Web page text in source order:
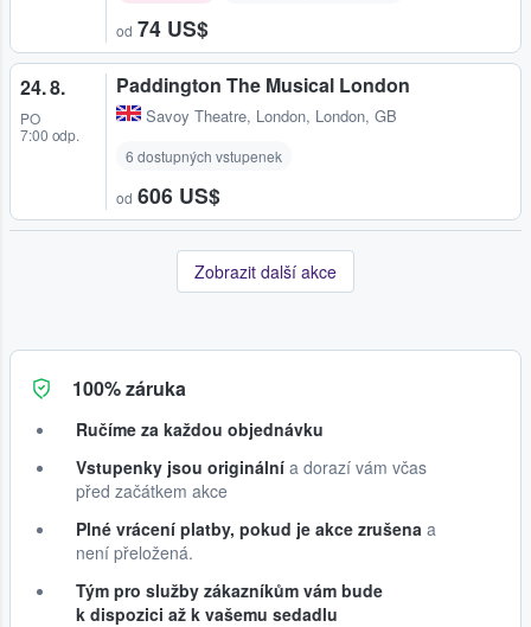
od 74 US$
24. 8.
PO
7:00 odp.
Paddington The Musical London
Savoy Theatre, London, London, GB
6 dostupných vstupenek
od 606 US$
Zobrazit další akce
100% záruka
Ručíme za každou objednávku
Vstupenky jsou originální a dorazí vám včas
před začátkem akce
Plné vrácení platby, pokud je akce zrušena a
není přeložená.
Tým pro služby zákazníkům vám bude
k dispozici až k vašemu sedadlu